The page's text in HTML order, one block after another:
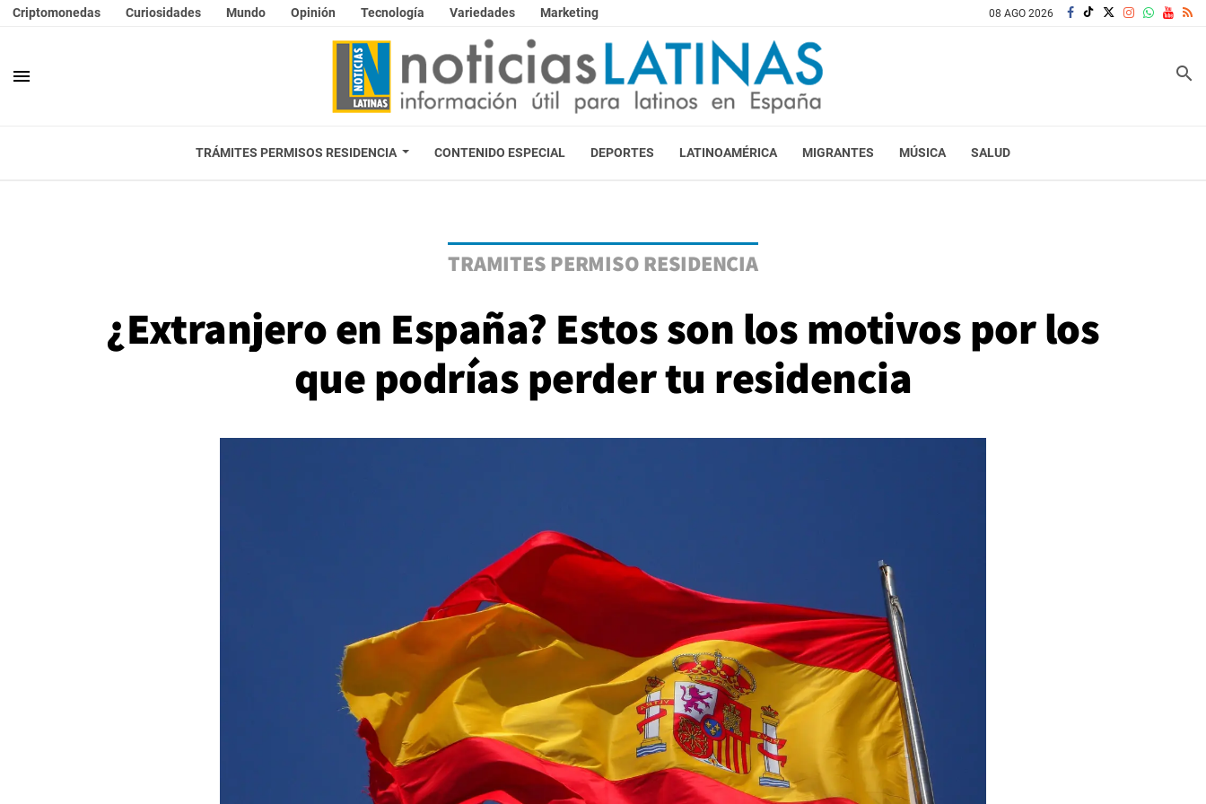
Criptomonedas Curiosidades Mundo Opinión Tecnología Variedades Marketing 08 AGO 2026
menu search
TRÁMITES PERMISOS RESIDENCIA CONTENIDO ESPECIAL DEPORTES LATINOAMÉRICA MIGRANTES MÚSICA SALUD
TRAMITES PERMISO RESIDENCIA
¿Extranjero en España? Estos son los motivos por los
que podrías perder tu residencia